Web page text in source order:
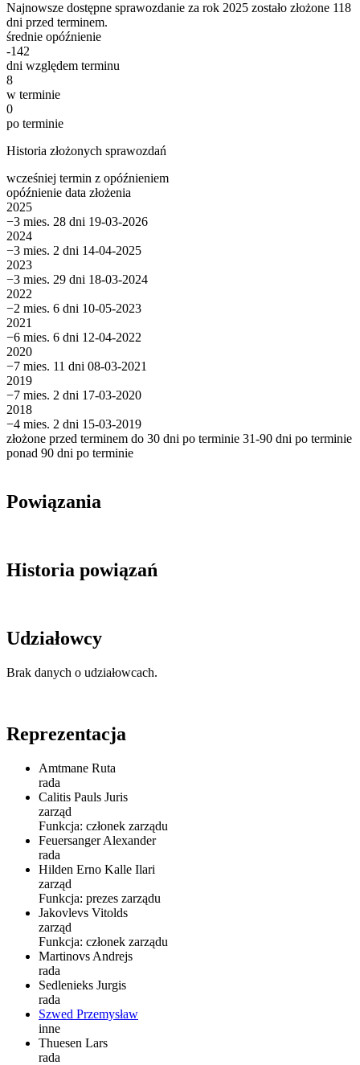
Najnowsze dostępne sprawozdanie za rok 2025 zostało złożone 118
dni przed terminem.
średnie opóźnienie
-142
dni względem terminu
8
w terminie
0
po terminie
Historia złożonych sprawozdań
wcześniej termin z opóźnieniem
opóźnienie data złożenia
2025
−3 mies. 28 dni 19-03-2026
2024
−3 mies. 2 dni 14-04-2025
2023
−3 mies. 29 dni 18-03-2024
2022
−2 mies. 6 dni 10-05-2023
2021
−6 mies. 6 dni 12-04-2022
2020
−7 mies. 11 dni 08-03-2021
2019
−7 mies. 2 dni 17-03-2020
2018
−4 mies. 2 dni 15-03-2019
złożone przed terminem do 30 dni po terminie 31-90 dni po terminie
ponad 90 dni po terminie
Powiązania
Historia powiązań
Udziałowcy
Brak danych o udziałowcach.
Reprezentacja
Amtmane Ruta
rada
Calitis Pauls Juris
zarząd
Funkcja: członek zarządu
Feuersanger Alexander
rada
Hilden Erno Kalle Ilari
zarząd
Funkcja: prezes zarządu
Jakovlevs Vitolds
zarząd
Funkcja: członek zarządu
Martinovs Andrejs
rada
Sedlenieks Jurgis
rada
Szwed Przemysław
inne
Thuesen Lars
rada